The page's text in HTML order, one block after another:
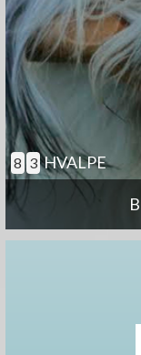
8 3 HVALPE